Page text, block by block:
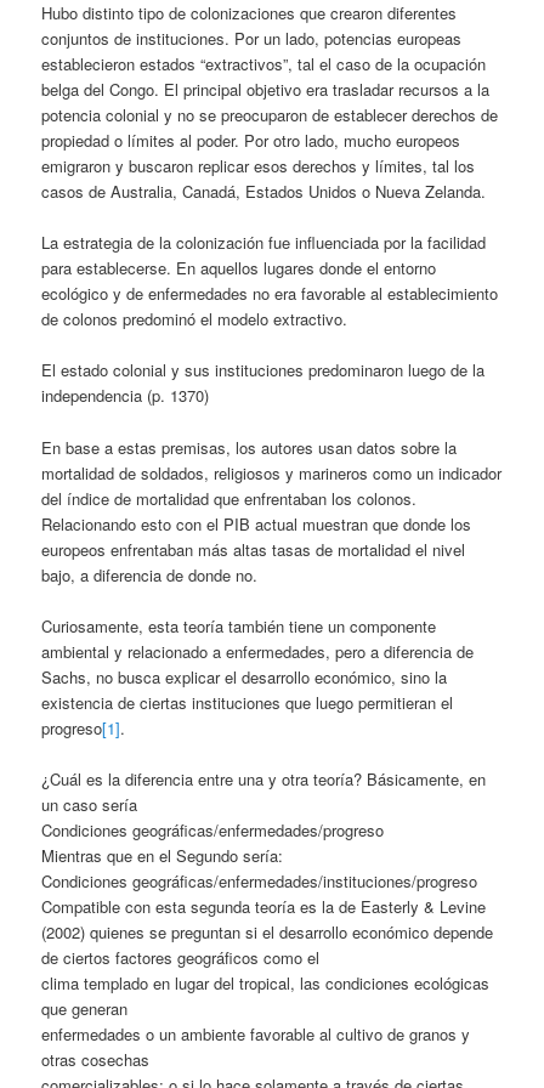
Hubo distinto tipo de colonizaciones que crearon diferentes
conjuntos de instituciones. Por un lado, potencias europeas
establecieron estados “extractivos”, tal el caso de la ocupación
belga del Congo. El principal objetivo era trasladar recursos a la
potencia colonial y no se preocuparon de establecer derechos de
propiedad o límites al poder. Por otro lado, mucho europeos
emigraron y buscaron replicar esos derechos y límites, tal los
casos de Australia, Canadá, Estados Unidos o Nueva Zelanda.
La estrategia de la colonización fue influenciada por la facilidad
para establecerse. En aquellos lugares donde el entorno
ecológico y de enfermedades no era favorable al establecimiento
de colonos predominó el modelo extractivo.
El estado colonial y sus instituciones predominaron luego de la
independencia (p. 1370)
En base a estas premisas, los autores usan datos sobre la
mortalidad de soldados, religiosos y marineros como un indicador
del índice de mortalidad que enfrentaban los colonos.
Relacionando esto con el PIB actual muestran que donde los
europeos enfrentaban más altas tasas de mortalidad el nivel
bajo, a diferencia de donde no.
Curiosamente, esta teoría también tiene un componente
ambiental y relacionado a enfermedades, pero a diferencia de
Sachs, no busca explicar el desarrollo económico, sino la
existencia de ciertas instituciones que luego permitieran el
progreso[1].
¿Cuál es la diferencia entre una y otra teoría? Básicamente, en
un caso sería
Condiciones geográficas/enfermedades/progreso
Mientras que en el Segundo sería:
Condiciones geográficas/enfermedades/instituciones/progreso
Compatible con esta segunda teoría es la de Easterly & Levine
(2002) quienes se preguntan si el desarrollo económico depende
de ciertos factores geográficos como el
clima templado en lugar del tropical, las condiciones ecológicas
que generan
enfermedades o un ambiente favorable al cultivo de granos y
otras cosechas